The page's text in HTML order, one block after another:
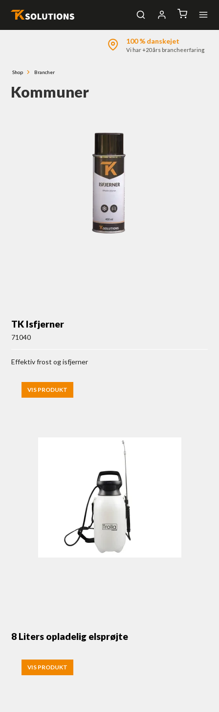
Log ind
100 % danskejet
Vi har +20 års brancheerfaring
Shop Brancher
Kommuner
TK Isfjerner
71040
Effektiv frost og isfjerner
VIS PRODUKT
8 Liters opladelig elsprøjte
VIS PRODUKT